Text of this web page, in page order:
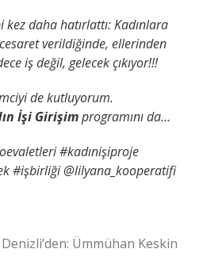
daha hatırlattı: Kadınlara
verildiğinde, ellerinden
iş değil, gelecek çıkıyor!!!
de kutluyorum.
İşi Girişimprogramını da…
#kadınişiproje
#işbirliği @lilyana_kooperatifi
Ümmühan Keskin